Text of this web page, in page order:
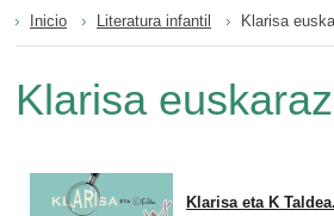
Inicio Literatura infantil Klarisa
Klarisa euskaraz
Klarisa eta K Taldea.